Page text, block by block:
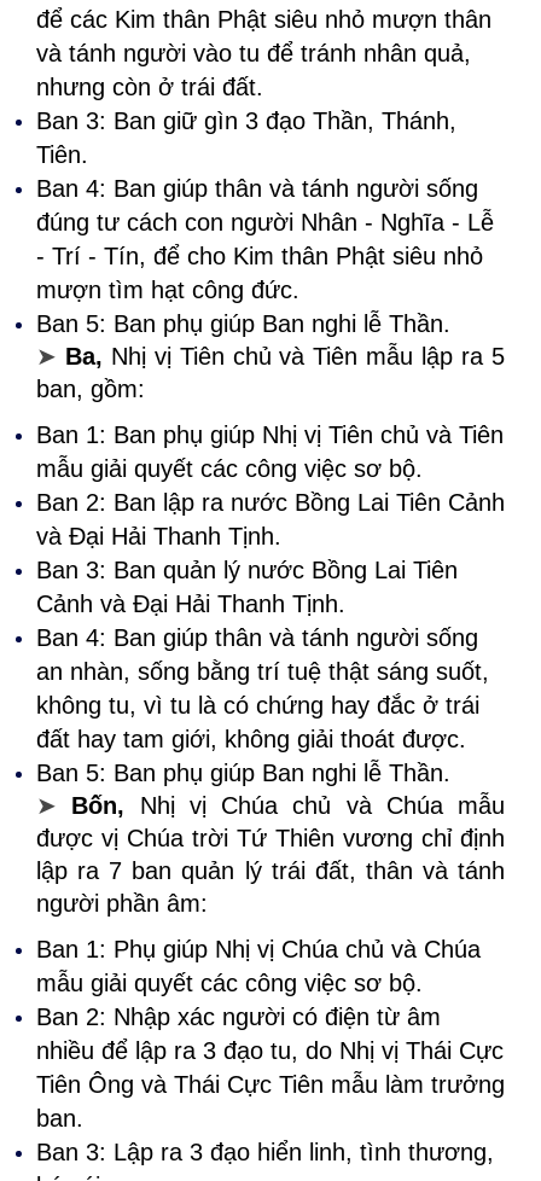
để các Kim thân Phật siêu nhỏ mượn thân
và tánh người vào tu để tránh nhân quả,
nhưng còn ở trái đất.
Ban 3: Ban giữ gìn 3 đạo Thần, Thánh,
Tiên.
Ban 4: Ban giúp thân và tánh người sống
đúng tư cách con người Nhân - Nghĩa - Lễ
- Trí - Tín, để cho Kim thân Phật siêu nhỏ
mượn tìm hạt công đức.
Ban 5: Ban phụ giúp Ban nghi lễ Thần.
➤ Ba, Nhị vị Tiên chủ và Tiên mẫu lập ra 5
ban, gồm:
Ban 1: Ban phụ giúp Nhị vị Tiên chủ và Tiên
mẫu giải quyết các công việc sơ bộ.
Ban 2: Ban lập ra nước Bồng Lai Tiên Cảnh
và Đại Hải Thanh Tịnh.
Ban 3: Ban quản lý nước Bồng Lai Tiên
Cảnh và Đại Hải Thanh Tịnh.
Ban 4: Ban giúp thân và tánh người sống
an nhàn, sống bằng trí tuệ thật sáng suốt,
không tu, vì tu là có chứng hay đắc ở trái
đất hay tam giới, không giải thoát được.
Ban 5: Ban phụ giúp Ban nghi lễ Thần.
➤ Bốn, Nhị vị Chúa chủ và Chúa mẫu
được vị Chúa trời Tứ Thiên vương chỉ định
lập ra 7 ban quản lý trái đất, thân và tánh
người phần âm:
Ban 1: Phụ giúp Nhị vị Chúa chủ và Chúa
mẫu giải quyết các công việc sơ bộ.
Ban 2: Nhập xác người có điện từ âm
nhiều để lập ra 3 đạo tu, do Nhị vị Thái Cực
Tiên Ông và Thái Cực Tiên mẫu làm trưởng
ban.
Ban 3: Lập ra 3 đạo hiển linh, tình thương,